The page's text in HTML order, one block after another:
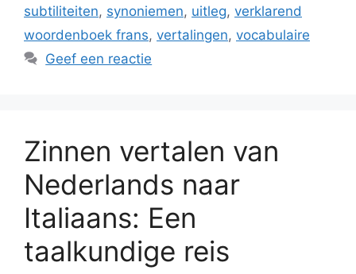
subtiliteiten, synoniemen, uitleg, verklarend
woordenboek frans, vertalingen, vocabulaire
Geef een reactie
Zinnen vertalen van
Nederlands naar
Italiaans: Een
taalkundige reis